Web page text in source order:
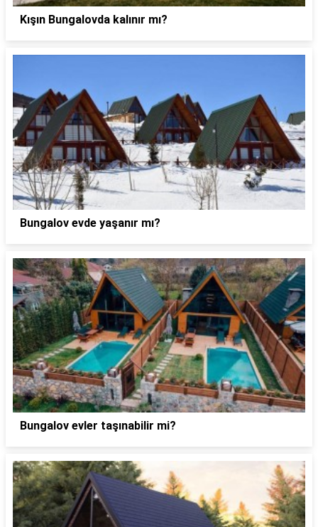
Kışın Bungalovda kalınır mı?
Bungalov evde yaşanır mı?
Bungalov evler taşınabilir mi?